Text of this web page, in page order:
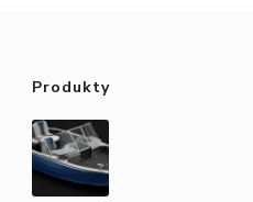
Produkty